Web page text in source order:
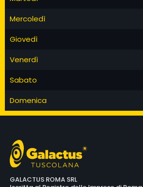
Mercoledì
Giovedì
Venerdì
Sabato
Domenica
GALACTUS ROMA SRL